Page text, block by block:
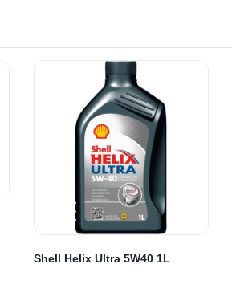
Shell Helix Ultra 5W40 1L